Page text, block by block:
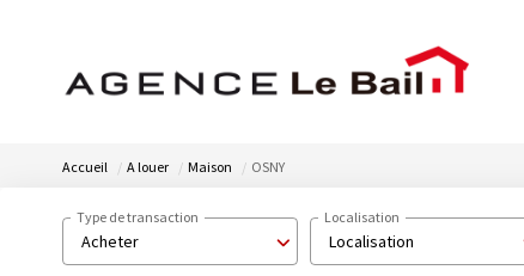
Accueil A louer Maison OSNY
Acheter
Type de transaction
Localisation
Localisation